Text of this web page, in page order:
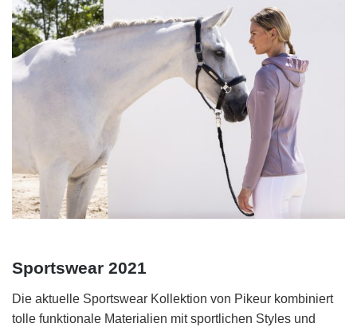
Sportswear 2021
Die aktuelle Sportswear Kollektion von Pikeur kombiniert
tolle funktionale Materialien mit sportlichen Styles und